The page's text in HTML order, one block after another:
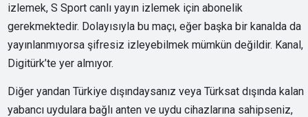
izlemek, S Sport canlı yayın izlemek için abonelik
gerekmektedir. Dolayısıyla bu maçı, eğer başka bir kanalda da
yayınlanmıyorsa şifresiz izleyebilmek mümkün değildir. Kanal,
Digitürk’te yer almıyor.
Diğer yandan Türkiye dışındaysanız veya Türksat dışında kalan
yabancı uydulara bağlı anten ve uydu cihazlarına sahipseniz,